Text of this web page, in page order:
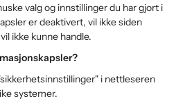
valg og innstillinger du har gjort i
er deaktivert, vil ikke siden
ikke kunne handle.
i nettleseren
systemer.